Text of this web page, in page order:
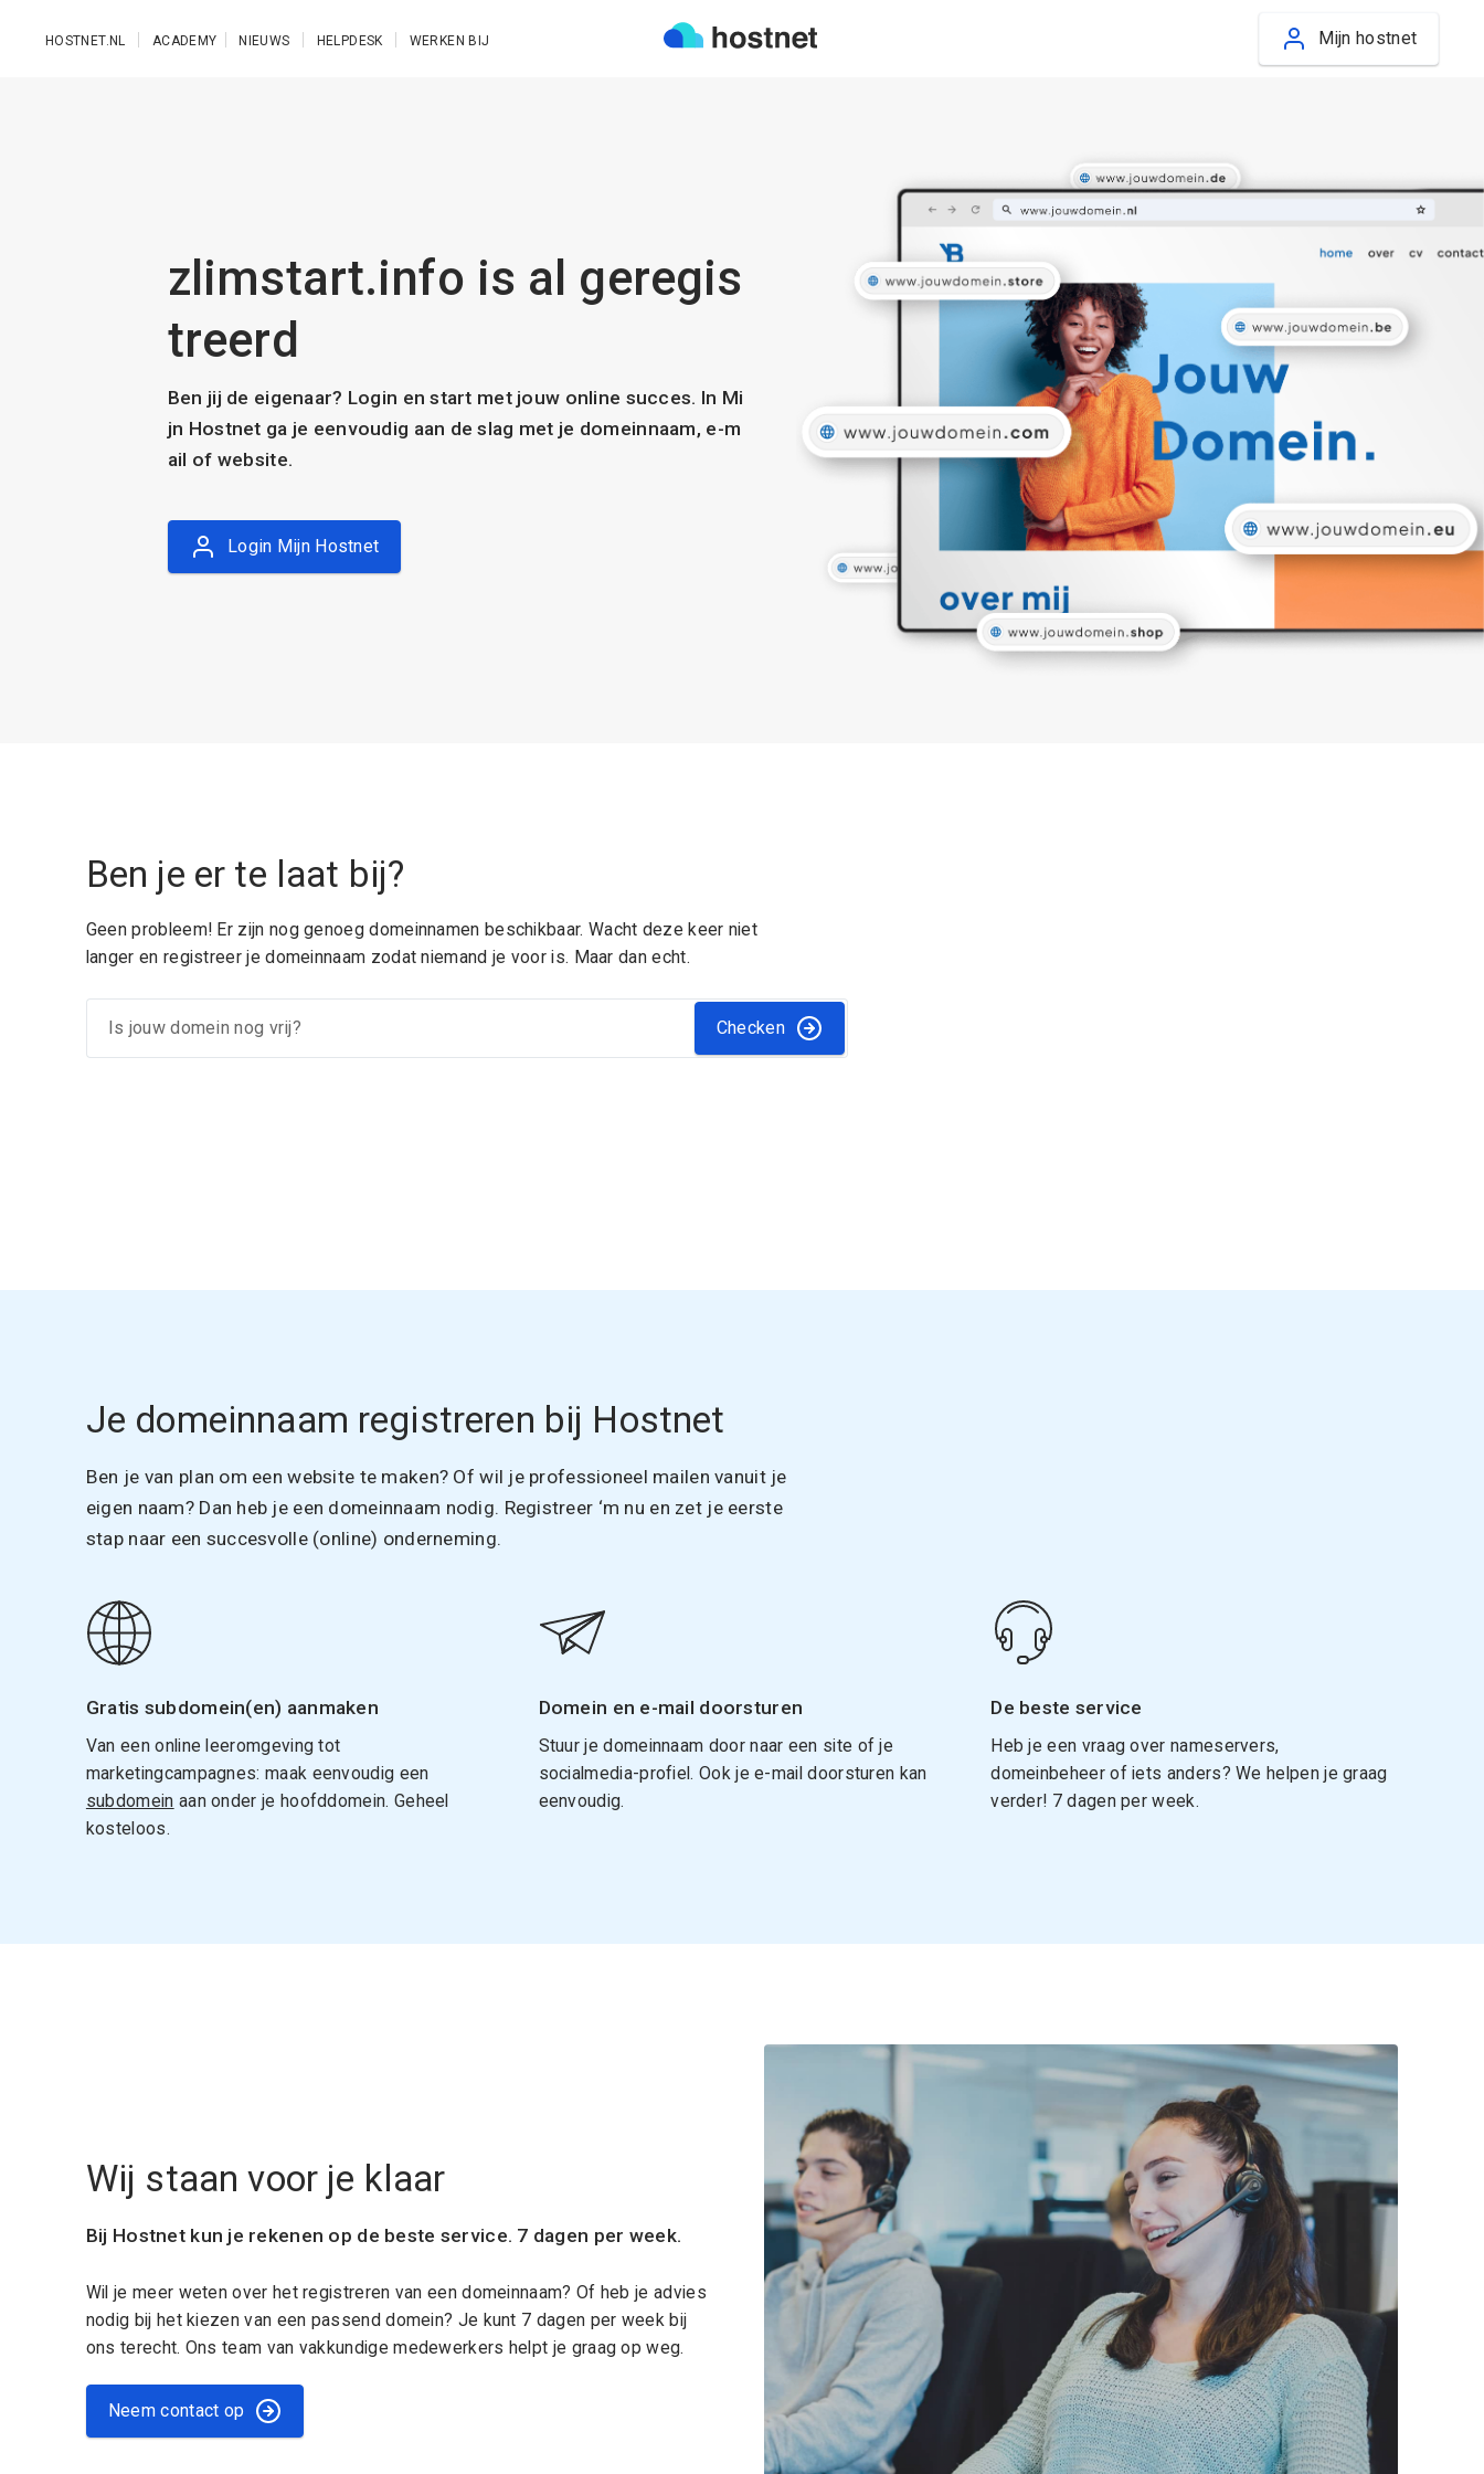
HOSTNET.NL ACADEMY NIEUWS HELPDESK WERKEN BIJ Mijn hostnet
zlimstart.info is al geregis
treerd
Ben jij de eigenaar? Login en start met jouw online succes. In Mi
jn Hostnet ga je eenvoudig aan de slag met je domeinnaam, e-m
ail of website.
Login Mijn Hostnet
Ben je er te laat bij?
Geen probleem! Er zijn nog genoeg domeinnamen beschikbaar. Wacht deze keer niet
langer en registreer je domeinnaam zodat niemand je voor is. Maar dan echt.
Checken
Je domeinnaam registreren bij Hostnet
Ben je van plan om een website te maken? Of wil je professioneel mailen vanuit je
eigen naam? Dan heb je een domeinnaam nodig. Registreer ‘m nu en zet je eerste
stap naar een succesvolle (online) onderneming.
Gratis subdomein(en) aanmaken
Van een online leeromgeving tot
marketingcampagnes: maak eenvoudig een
subdomein aan onder je hoofddomein. Geheel
kosteloos.
Domein en e-mail doorsturen
Stuur je domeinnaam door naar een site of je
socialmedia-profiel. Ook je e-mail doorsturen kan
eenvoudig.
De beste service
Heb je een vraag over nameservers,
domeinbeheer of iets anders? We helpen je graag
verder! 7 dagen per week.
Wij staan voor je klaar
Bij Hostnet kun je rekenen op de beste service. 7 dagen per week.
Wil je meer weten over het registreren van een domeinnaam? Of heb je advies
nodig bij het kiezen van een passend domein? Je kunt 7 dagen per week bij
ons terecht. Ons team van vakkundige medewerkers helpt je graag op weg.
Neem contact op